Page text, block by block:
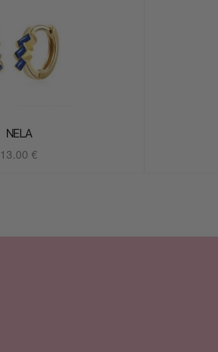
NELA
13.00€